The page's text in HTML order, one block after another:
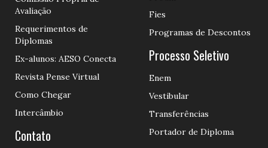
Avaliação
Requerimentos de
Diplomas
Ex-alunos: AESO Conecta
Revista Pense Virtual
Como Chegar
Intercâmbio
Contato
Fies
Programas de Descontos
Processo Seletivo
Enem
Vestibular
Transferências
Portador de Diploma